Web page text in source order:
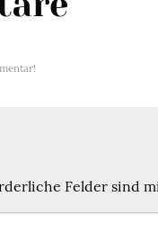
Felder sind